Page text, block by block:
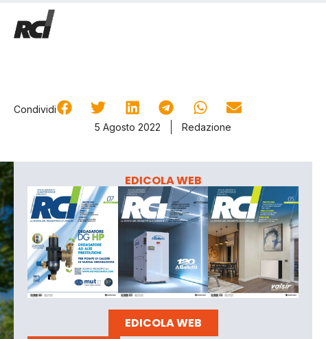
Condividi
5 Agosto 2022
Redazione
EDICOLA WEB
EDICOLA WEB